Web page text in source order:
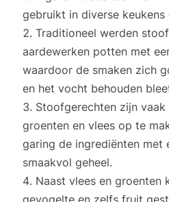
gebruikt in diverse
Traditioneel werden
aardewerken potten met
waardoor de smaken zich
en het vocht behouden
Stoofgerechten zijn
groenten en vlees op te
garing de ingrediënten met
smaakvol geheel.
Naast vlees en groenten
gevogelte en zelfs fruit